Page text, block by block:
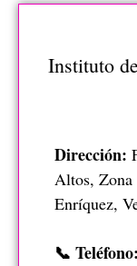
Instituto
Dirección:
Altos, Zona
Enríquez,
📞 Teléfono: